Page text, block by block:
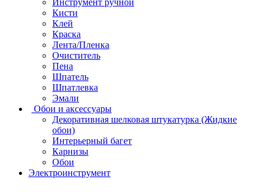
Кисти
Клей
Краска
Лента/Пленка
Очиститель
Пена
Шпатель
Шпатлевка
Эмали
Обои и аксессуары
Декоративная шелковая штукатурка (Жидкие
обои)
Интерьерный багет
Карнизы
Обои
Электроинструмент